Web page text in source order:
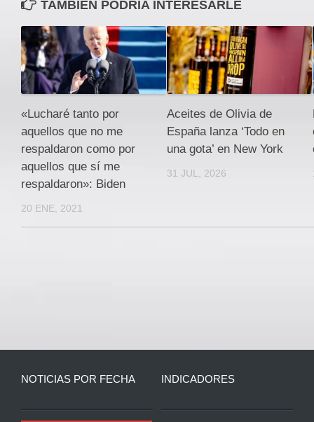
TAMBIEN PODRÍA INTERESARLE
«Lucharé tanto por
aquellos que no me
respaldaron como por
aquellos que sí me
respaldaron»: Biden
20 ENE, 2021
Aceites de Olivia de
España lanza ‘Todo en
una gota’ en New York
31 JUL, 2026
NOTICIAS POR FECHA INDICADORES